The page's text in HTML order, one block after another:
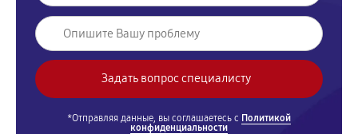
*Отправляя данные, вы соглашаетесь с Политикой
конфиденциальности